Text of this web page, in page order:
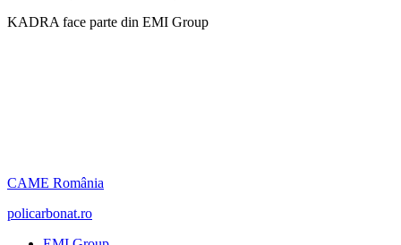
KADRA face parte din EMI Group
CAME România
policarbonat.ro